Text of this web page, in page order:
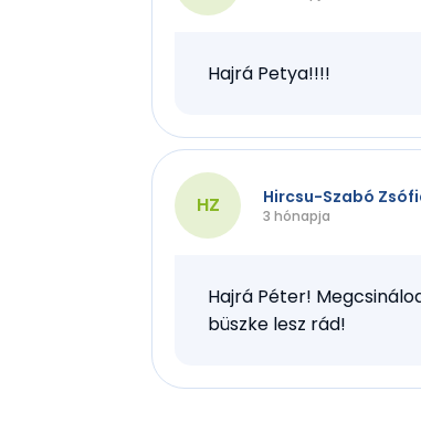
Hajrá Petya!!!!
HZ Hircsu-Szabó
3 hónapja
Hajrá Péter!
büszke lesz rád!